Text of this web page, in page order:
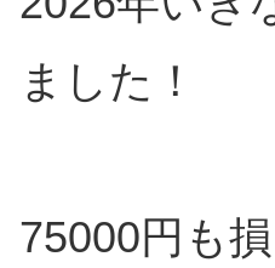
ました！
75000円も